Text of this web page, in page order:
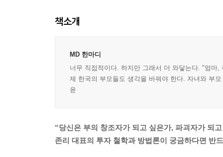
책소개
MD 한마디
너무 직접적이다. 하지만 그래서 더 와닿는다. "엄마
제 한국의 부모들도 생각을 바꿔야 한다. 자녀와 부
윤
“당신은 부의 창조자가 되고 싶은가, 파괴자가 되
존리 대표의 투자 철학과 방법론이 궁금하다면 반